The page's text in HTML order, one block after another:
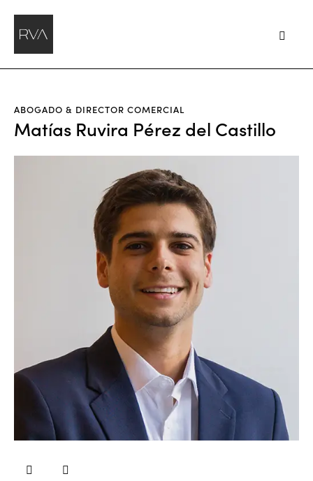
ABOGADO & DIRECTOR COMERCIAL
Matías Ruvira Pérez del Castillo